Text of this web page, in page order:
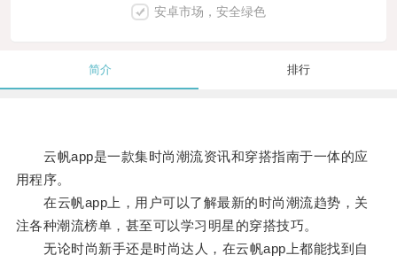
安卓市场，安全绿色
简介 排行
云帆app是一款集时尚潮流资讯和穿搭指南于一体的应
用程序。
在云帆app上，用户可以了解最新的时尚潮流趋势，关
注各种潮流榜单，甚至可以学习明星的穿搭技巧。
无论时尚新手还是时尚达人，在云帆app上都能找到自